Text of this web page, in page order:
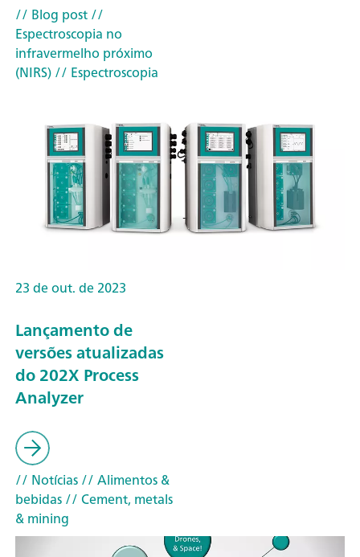
// Blog post//
Espectroscopia no
infravermelho próximo
(NIRS)// Espectroscopia
23 de out. de 2023
Lançamento de
versões atualizadas
do 202X Process
Analyzer
// Notícias// Alimentos &
bebidas// Cement, metals
& mining